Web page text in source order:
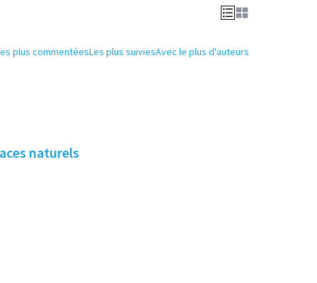
plus commentéesLes plus suiviesAvec le plus d'auteurs
naturels